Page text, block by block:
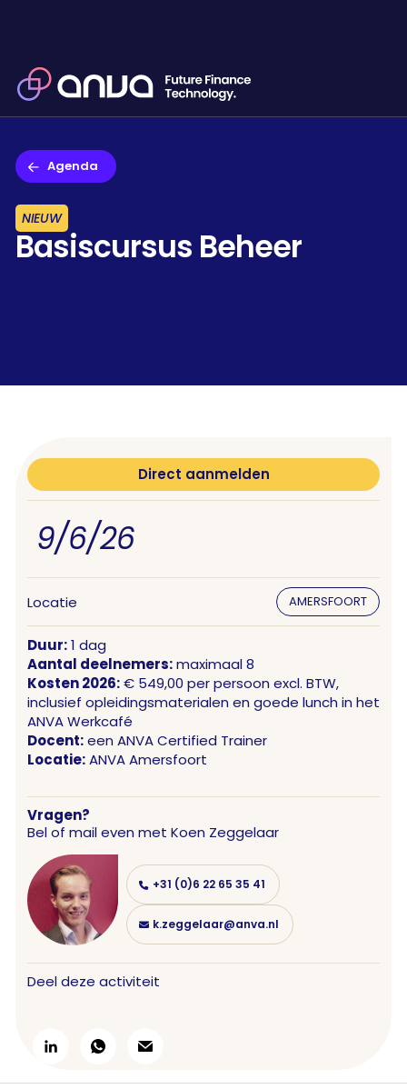
Agenda
NIEUW
Basiscursus Beheer
Direct aanmelden
9/6/26
Locatie AMERSFOORT
Duur:1 dag
Aantal deelnemers:maximaal 8
Kosten 2026:€ 549,00 per persoon excl. BTW,
inclusief opleidingsmaterialen en goede lunch in het
ANVA Werkcafé
Docent:een ANVA Certified Trainer
Locatie:ANVA Amersfoort
Vragen?
Bel of mail even met Koen Zeggelaar
+31 (0)6 22 65 35 41
k.zeggelaar@anva.nl
Deel deze activiteit